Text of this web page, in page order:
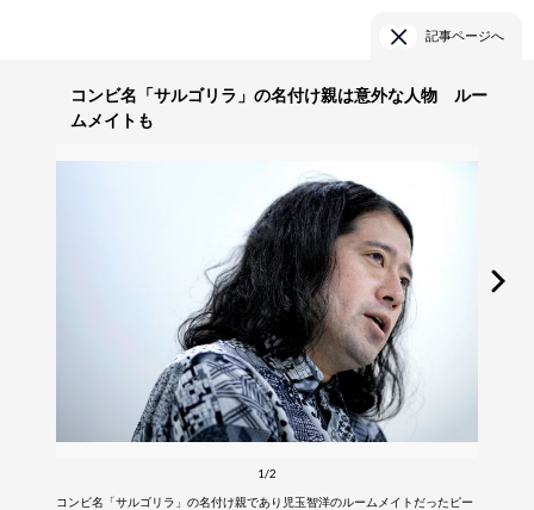
記事ページへ
コンビ名「サルゴリラ」の名付け親は意外な人物 ルー
ムメイトも
1/2
コンビ名「サルゴリラ」の名付け親であり児玉智洋のルームメイトだったピー